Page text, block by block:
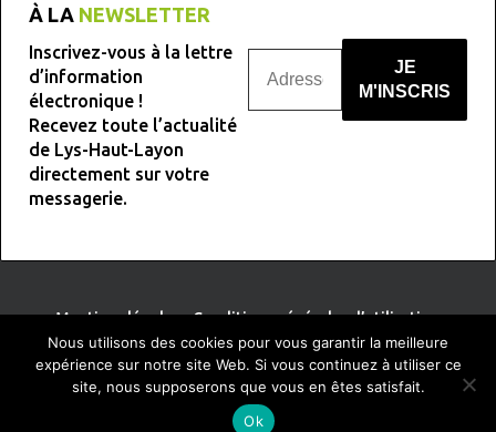
À LA NEWSLETTER
Inscrivez-vous à la lettre
d’information
électronique !
Recevez toute l’actualité
de Lys-Haut-Layon
directement sur votre
messagerie.
Mentions légales-Conditions générales d’utilisation
Conception : TERRE DE PIXELS
Nous utilisons des cookies pour vous garantir la meilleure
expérience sur notre site Web. Si vous continuez à utiliser ce
site, nous supposerons que vous en êtes satisfait.
Ok